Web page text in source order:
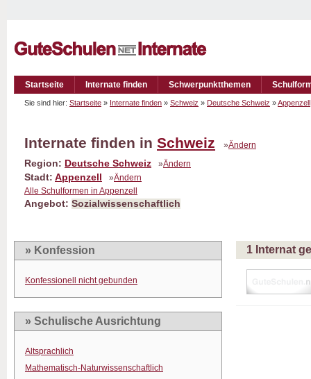
Startseite Internate finden Schwerpunktthemen
Sie sind hier: Startseite » Internate finden » Schweiz » Deutsche Schweiz »Appenzell
Internate finden in Schweiz »Ändern
Region: Deutsche Schweiz »Ändern
Stadt: Appenzell »Ändern
Alle Schulformen in Appenzell
Angebot: Sozialwissenschaftlich
» Konfession
Konfessionell nicht gebunden
» Schulische Ausrichtung
Altsprachlich
Mathematisch-Naturwissenschaftlich
1 Internat